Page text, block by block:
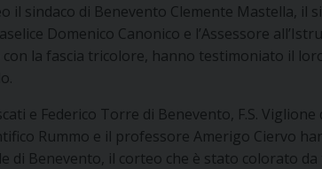
il sindaco di Benevento Clemente Mastella, il
Domenico Canonico e l’Assessore
con la fascia tricolore, hanno testimoniato il
e Federico Torre di Benevento, F.S. Viglione
Rummo e il professore Amerigo Ciervo
di Benevento, il corteo che è stato colorato